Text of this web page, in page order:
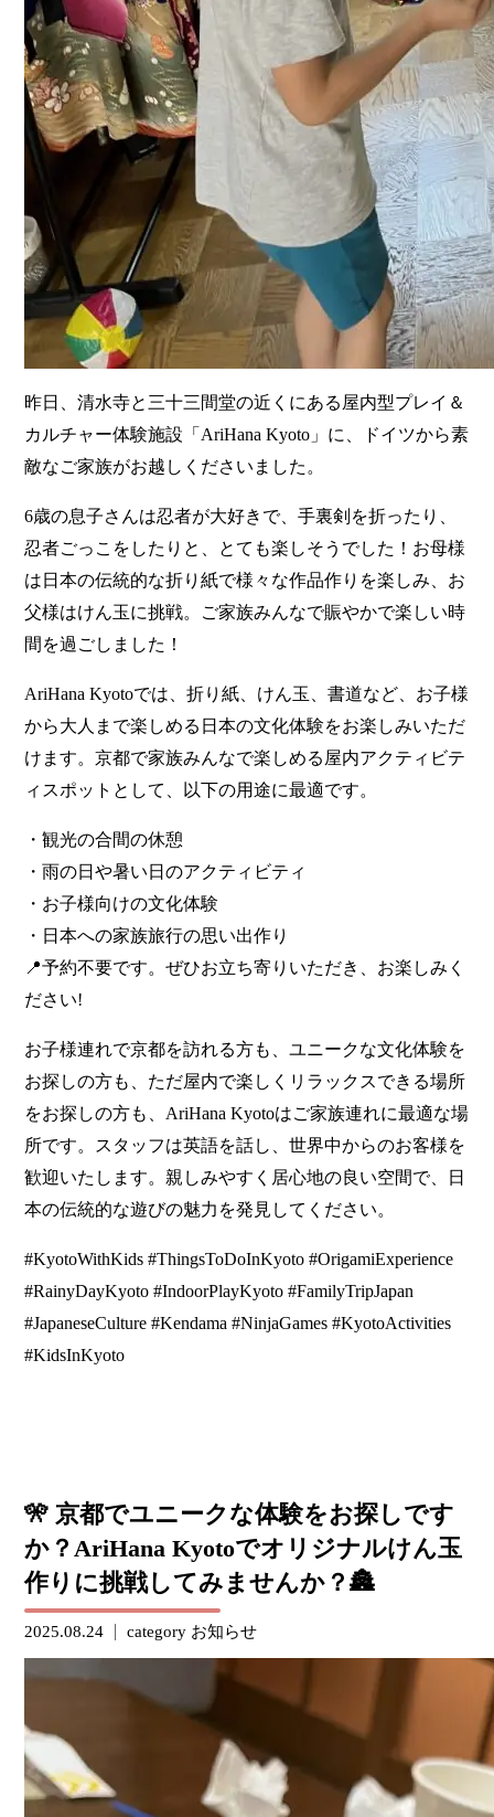
昨日、清水寺と三十三間堂の近くにある屋内型プレイ＆
カルチャー体験施設「AriHana Kyoto」に、ドイツから素
敵なご家族がお越しくださいました。
6歳の息子さんは忍者が大好きで、手裏剣を折ったり、
忍者ごっこをしたりと、とても楽しそうでした！お母様
は日本の伝統的な折り紙で様々な作品作りを楽しみ、お
父様はけん玉に挑戦。ご家族みんなで賑やかで楽しい時
間を過ごしました！
AriHana Kyotoでは、折り紙、けん玉、書道など、お子様
から大人まで楽しめる日本の文化体験をお楽しみいただ
けます。京都で家族みんなで楽しめる屋内アクティビテ
ィスポットとして、以下の用途に最適です。
・観光の合間の休憩
・雨の日や暑い日のアクティビティ
・お子様向けの文化体験
・日本への家族旅行の思い出作り
📍予約不要です。ぜひお立ち寄りいただき、お楽しみく
ださい!
お子様連れで京都を訪れる方も、ユニークな文化体験を
お探しの方も、ただ屋内で楽しくリラックスできる場所
をお探しの方も、AriHana Kyotoはご家族連れに最適な場
所です。スタッフは英語を話し、世界中からのお客様を
歓迎いたします。親しみやすく居心地の良い空間で、日
本の伝統的な遊びの魅力を発見してください。
#KyotoWithKids #ThingsToDoInKyoto #OrigamiExperience
#RainyDayKyoto #IndoorPlayKyoto #FamilyTripJapan
#JapaneseCulture #Kendama #NinjaGames #KyotoActivities
#KidsInKyoto
🎌 京都でユニークな体験をお探しです
か？AriHana Kyotoでオリジナルけん玉
作りに挑戦してみませんか？🏯
2025.08.24 category お知らせ